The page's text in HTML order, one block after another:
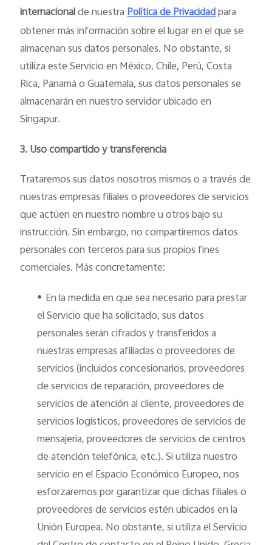
internacionalde nuestra Política de Privacidad para
obtener más información sobre el lugar en el que se
almacenan sus datos personales. No obstante, si
utiliza este Servicio en México, Chile, Perú, Costa
Rica, Panamá o Guatemala, sus datos personales se
almacenarán en nuestro servidor ubicado en
Singapur.
3. Uso compartido y transferencia
Trataremos sus datos nosotros mismos o a través de
nuestras empresas filiales o proveedores de servicios
que actúen en nuestro nombre u otros bajo su
instrucción. Sin embargo, no compartiremos datos
personales con terceros para sus propios fines
comerciales. Más concretamente:
• En la medida en que sea necesario para prestar
el Servicio que ha solicitado, sus datos
personales serán cifrados y transferidos a
nuestras empresas afiliadas o proveedores de
servicios (incluidos concesionarios, proveedores
de servicios de reparación, proveedores de
servicios de atención al cliente, proveedores de
servicios logísticos, proveedores de servicios de
mensajería, proveedores de servicios de centros
de atención telefónica, etc.). Si utiliza nuestro
servicio en el Espacio Económico Europeo, nos
esforzaremos por garantizar que dichas filiales o
proveedores de servicios estén ubicados en la
Unión Europea. No obstante, si utiliza el Servicio